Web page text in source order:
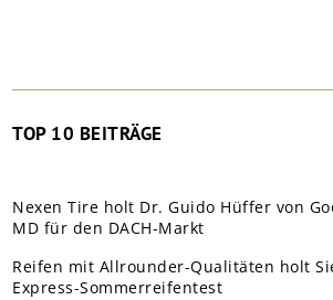
TOP 10 BEITRÄGE
Nexen Tire holt Dr. Guido Hüffer von
MD für den DACH-Markt
Reifen mit Allrounder-Qualitäten holt
Express-Sommerreifentest